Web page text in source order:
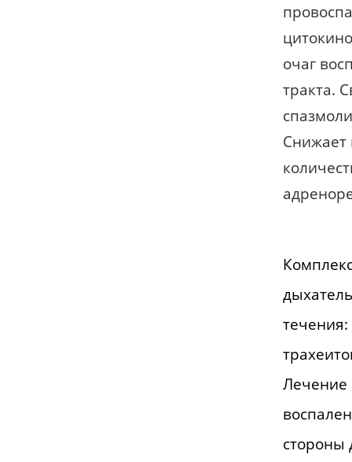
очаг
тракта.
Снижает
Лечение
стороны